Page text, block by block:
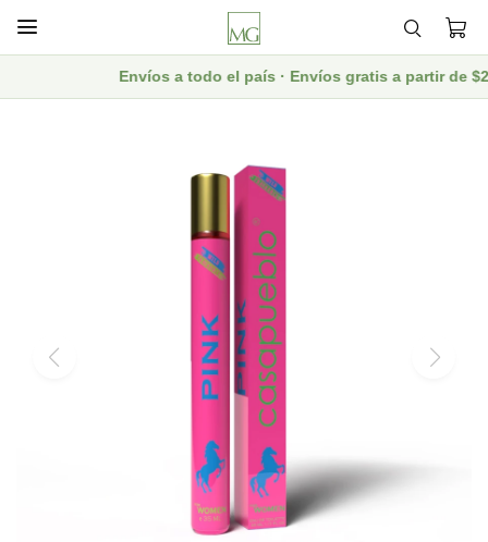

Envíos a todo el país · Envíos gratis a partir de